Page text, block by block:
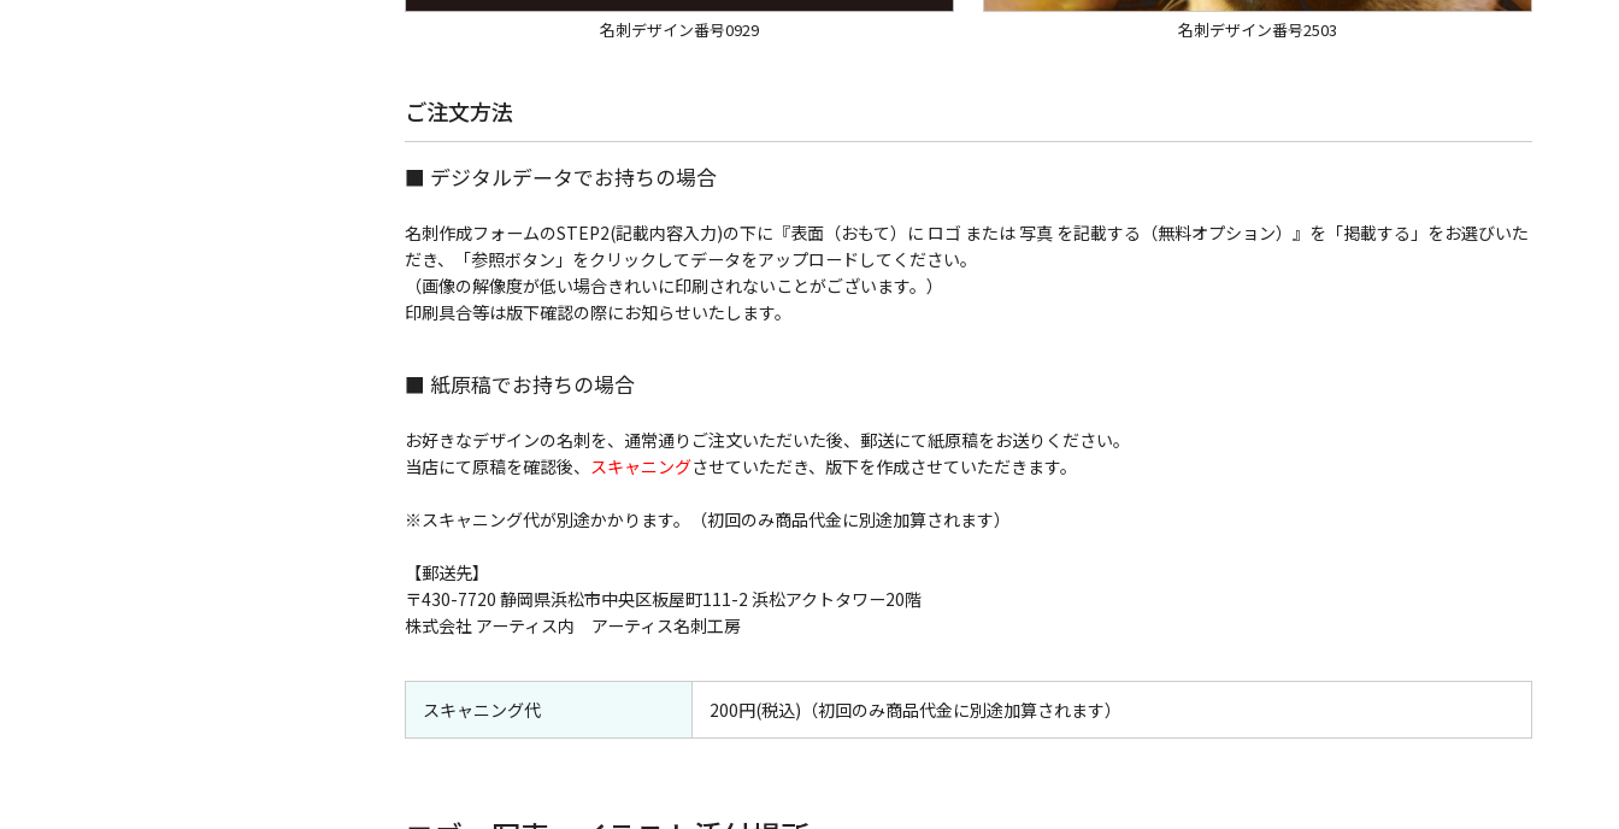
名刺デザイン番号0929 名刺デザイン番号2503
ご注文方法
■ デジタルデータでお持ちの場合
名刺作成フォームのSTEP2(記載内容入力)の下に『表面（おもて）に ロゴ または 写真 を記載する（無料オプション）』を「掲載する」をお選びいた
だき、「参照ボタン」をクリックしてデータをアップロードしてください。
（画像の解像度が低い場合きれいに印刷されないことがございます。）
印刷具合等は版下確認の際にお知らせいたします。
■ 紙原稿でお持ちの場合
お好きなデザインの名刺を、通常通りご注文いただいた後、郵送にて紙原稿をお送りください。
当店にて原稿を確認後、 スキャニングさせていただき、版下を作成させていただきます。
※スキャニング代が別途かかります。（初回のみ商品代金に別途加算されます）
【郵送先】
〒430-7720 静岡県浜松市中央区板屋町111-2 浜松アクトタワー20階
株式会社 アーティス内 アーティス名刺工房
スキャニング代 200円(税込)（初回のみ商品代金に別途加算されます）